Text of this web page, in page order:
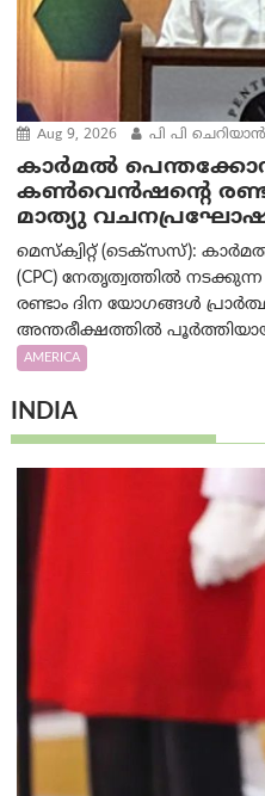
Aug 9, 2026 പി പി ചെറിയാൻ
കാർമൽ
കൺവെൻഷന്റെ രണ്ടാം
മാത്യു
മെസ്‌ക്വിറ്റ് (ടെക്സസ്):
(CPC) നേതൃത്വത്തിൽ
രണ്ടാം ദിന യോഗങ്ങൾ
അന്തരീക്ഷത്തിൽ
AMERICA
INDIA